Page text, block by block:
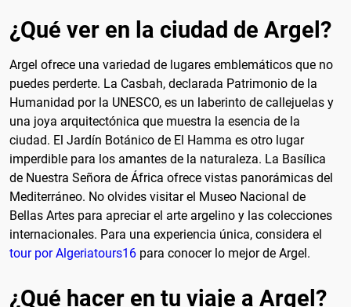
¿Qué ver en la ciudad de Argel?
Argel ofrece una variedad de lugares emblemáticos que no
puedes perderte. La Casbah, declarada Patrimonio de la
Humanidad por la UNESCO, es un laberinto de callejuelas y
una joya arquitectónica que muestra la esencia de la
ciudad. El Jardín Botánico de El Hamma es otro lugar
imperdible para los amantes de la naturaleza. La Basílica
de Nuestra Señora de África ofrece vistas panorámicas del
Mediterráneo. No olvides visitar el Museo Nacional de
Bellas Artes para apreciar el arte argelino y las colecciones
internacionales. Para una experiencia única, considera el
tour por Algeriatours16 para conocer lo mejor de Argel.
¿Qué hacer en tu viaje a Argel?